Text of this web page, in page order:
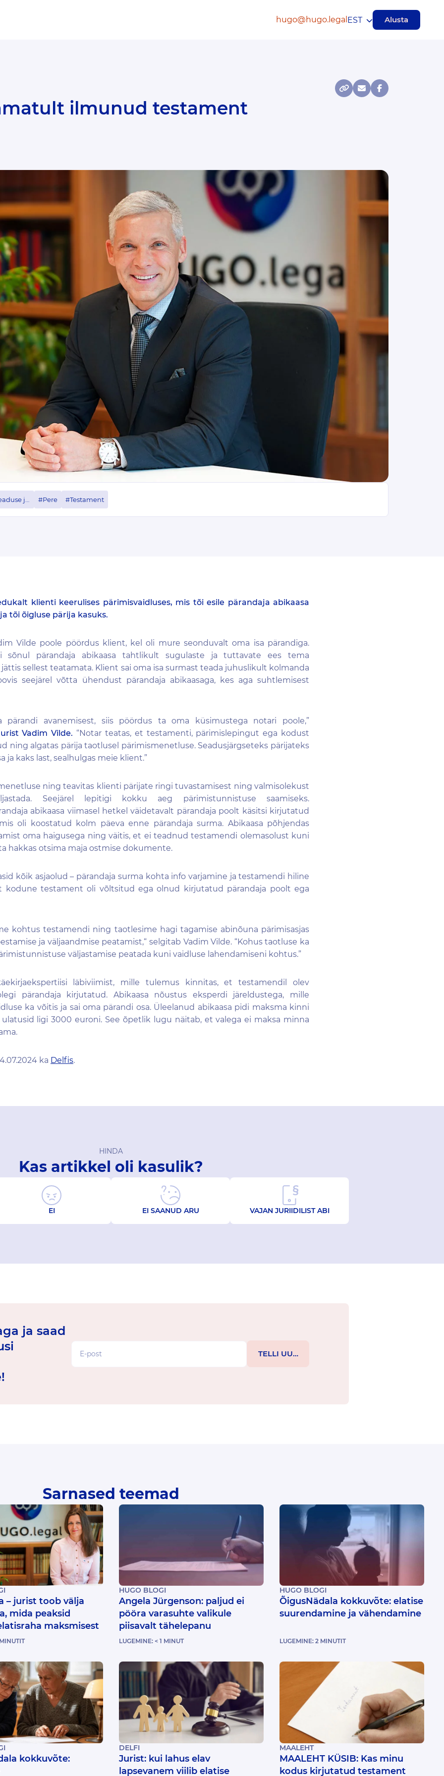
hugo@hugo.legal Alusta
EST
ilmunud testament
#Pere #Testament
klienti keerulises pärimisvaidluses, mis tõi esile pärandaja abikaasa
tõi õigluse pärija kasuks.
Vilde poole pöördus klient, ke o li mure seonduvalt oma isa pärandiga.
sõnul pärandaja abikaasa tahtlikult sugulaste ja tuttavate ees
tema
jättis sellest teatamata. Klient sai oma isa surmast teada juhuslikult kolmanda
seejärel võtta ühendust pärandaja abikaasaga, kesaga suhtlemisest
avanemisest, siis pöördus taoma küsimustega notari poole,”
Vadim Vilde. “Notar teatas, et testamenti, pärimislepingut ega kodust
ning a lgatas pärija taotlusel pärimismenetluse. Seadusjärgseteks pärijateks
ja kaks last, sealhulgas meie klient.”
ningteavitas klienti pärijate ringi tuvastamisest ning valmisolekust
Seejärel lepitigi kokku aeg pärimistunnistuse saamiseks.
abikaasa viimasel hetkel väidetavalt pärandaja poolt käsitsi kirjutatud
oli koostatud kolm päeva enne pärandaja surma. Abikaasa põhjendas
oma haigusega ning väitis, et ei teadnud testamendi olemasolust kuni
hakkas otsima maja ostmise dokumente.
kõik asjaolud – pärandaja surma kohta info varjamine ja testamendi hiline
kodune testament oli võltsitud ega olnud kirjutatud pärandaja poolt ega
kohtus testamendi ning taotlesime hagi tagamise abinõuna pärimisasjas
ja väljaandmise peatamist,“ selgitab Vadim Vilde. “Kohus taotluse ka
väljastamise peatada kuni vaidluse lahendamiseni kohtus.”
i läbiviimist, mille tulemus kinnitas, et testamendil olev
pärandaja kirjutatud. Abikaasa nõustus eksperdi järeldustega, mille
ka võitisja sai oma pärandi osa.Üleelanud abikaasa pidi maksma kinni
ligi 3000 euroni. See õpetlik lugu näitab, et valega ei maksa minna
ka Delfis.
HINDA
Kas artikkel oli kasulik?
EI EI SAANUD ARU VAJAN JURIIDILIST ABI
ja saad
Sarnased teemad
– jurist toob välja
mida peaksid
maksmisest
MINUTIT
HUGO BLOGI
Angela Jürgenson: paljud ei
pööra varasuhte valikule
piisavalt tähelepanu
LUGEMINE: < 1 MINUT
HUGO BLOGI
ÕigusNädala kokkuvõte: elatise
suurendamine ja vähendamine
LUGEMINE: 2 MINUTIT
kokkuvõte:
DELFI
Jurist: kui lahus elav
lapsevanem viilib elatise
MAALEHT
MAALEHT KÜSIB: Kas minu
kodus kirjutatud testament